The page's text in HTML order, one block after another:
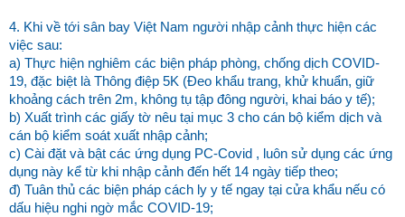
4. Khi về tới sân bay Việt Nam người nhập cảnh thực hiện các
việc sau:
a) Thực hiện nghiêm các biện pháp phòng, chống dịch COVID-
19, đặc biệt là Thông điệp 5K (Đeo khẩu trang, khử khuẩn, giữ
khoảng cách trên 2m, không tụ tập đông người, khai báo y tế);
b) Xuất trình các giấy tờ nêu tại mục 3 cho cán bộ kiểm dịch và
cán bộ kiểm soát xuất nhập cảnh;
c) Cài đặt và bật các ứng dụng PC-Covid , luôn sử dụng các ứng
dụng này kể từ khi nhập cảnh đến hết 14 ngày tiếp theo;
đ) Tuân thủ các biện pháp cách ly y tế ngay tại cửa khẩu nếu có
dấu hiệu nghi ngờ mắc COVID-19;